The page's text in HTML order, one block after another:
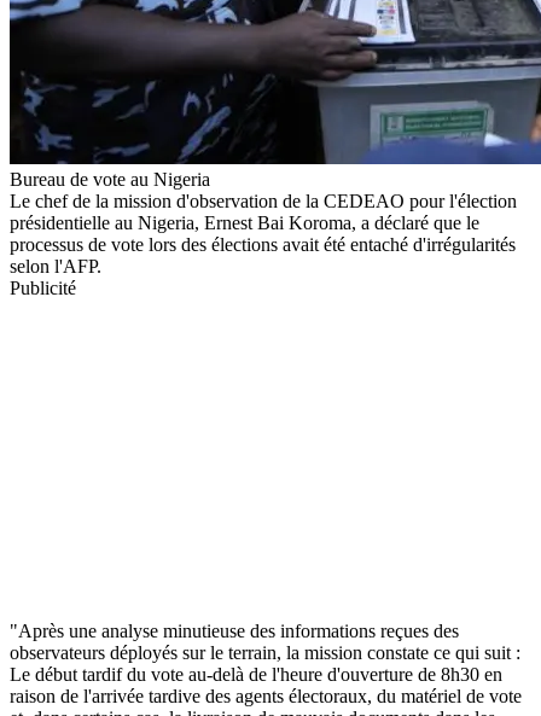
Bureau de vote au Nigeria
Le chef de la mission d'observation de la CEDEAO pour l'élection
présidentielle au Nigeria, Ernest Bai Koroma, a déclaré que le
processus de vote lors des élections avait été entaché d'irrégularités
selon l'AFP.
Publicité
"Après une analyse minutieuse des informations reçues des
observateurs déployés sur le terrain, la mission constate ce qui suit :
Le début tardif du vote au-delà de l'heure d'ouverture de 8h30 en
raison de l'arrivée tardive des agents électoraux, du matériel de vote